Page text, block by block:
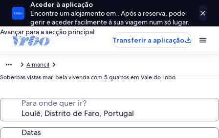
Aceder à aplicação
Encontre um alojamento em . Após a reserva, pode
gerir e aceder facilmente à sua viagem num só lugar.
Avançar para a secção principal
Transferir a aplicação
Almancil
Soberbas vistas mar, bela vivenda com 5 quartos em Vale do Lobo
Para onde quer ir?
Datas